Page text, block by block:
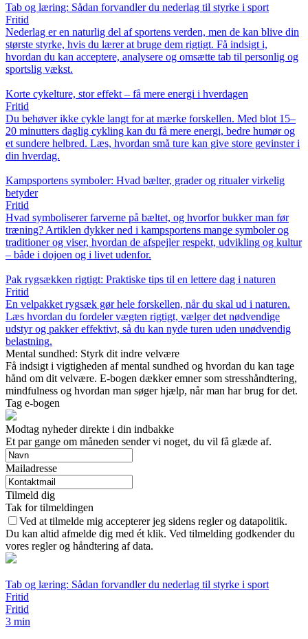
Tab og læring: Sådan forvandler du nederlag til styrke i sport
Fritid
Nederlag er en naturlig del af sportens verden, men de kan blive din
største styrke, hvis du lærer at bruge dem rigtigt. Få indsigt i,
hvordan du kan acceptere, analysere og omsætte tab til personlig og
sportslig vækst.
Korte cykelture, stor effekt – få mere energi i hverdagen
Fritid
Du behøver ikke cykle langt for at mærke forskellen. Med blot 15–
20 minutters daglig cykling kan du få mere energi, bedre humør og
et sundere helbred. Læs, hvordan små ture kan give store gevinster i
din hverdag.
Kampsportens symboler: Hvad bælter, grader og ritualer virkelig
betyder
Fritid
Hvad symboliserer farverne på bæltet, og hvorfor bukker man før
træning? Artiklen dykker ned i kampsportens mange symboler og
traditioner og viser, hvordan de afspejler respekt, udvikling og kultur
– både i dojoen og i livet udenfor.
Pak rygsækken rigtigt: Praktiske tips til en lettere dag i naturen
Fritid
En velpakket rygsæk gør hele forskellen, når du skal ud i naturen.
Læs hvordan du fordeler vægten rigtigt, vælger det nødvendige
udstyr og pakker effektivt, så du kan nyde turen uden unødvendig
belastning.
Mental sundhed: Styrk dit indre velvære
Få indsigt i vigtigheden af mental sundhed og hvordan du kan tage
hånd om dit velvære. E-bogen dækker emner som stresshåndtering,
mindfulness og hvordan man søger hjælp, når man har brug for det.
Tag e-bogen
Modtag nyheder direkte i din indbakke
Et par gange om måneden sender vi noget, du vil få glæde af.
Mailadresse
Tilmeld dig
Tak for tilmeldingen
Ved at tilmelde mig accepterer jeg sidens regler og datapolitik.
Du kan altid afmelde dig med ét klik. Ved tilmelding godkender du
vores regler og håndtering af data.
Tab og læring: Sådan forvandler du nederlag til styrke i sport
Fritid
Fritid
3 min